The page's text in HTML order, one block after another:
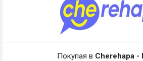
Покупая в Cherehapa -